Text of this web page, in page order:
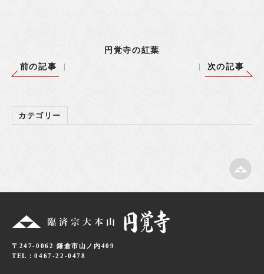
円覚寺の紅葉
前の記事
次の記事
カテゴリー
〒247-0062 鎌倉市山ノ内409
TEL：0467-22-0478